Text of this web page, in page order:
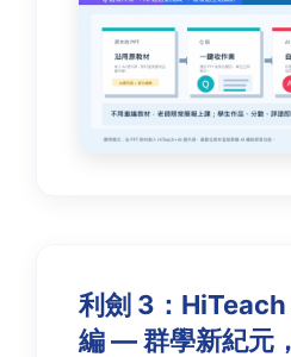
利劍 3：HiTeach
編 — 群學新紀元